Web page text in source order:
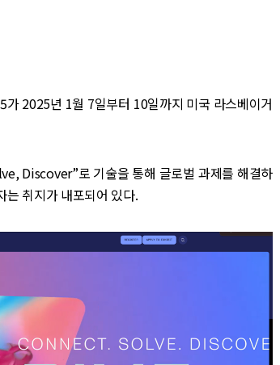
2025년 1월 7일부터 10일까지 미국 라스베이거
Discover”로 기술을 통해 글로벌 과제를 해결하
는 취지가 내포되어 있다.